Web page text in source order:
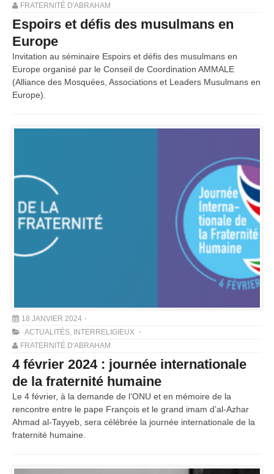
FRATERNITÉ D'ABRAHAM
Espoirs et défis des musulmans en
Europe
Invitation au séminaire Espoirs et défis des musulmans en
Europe organisé par le Conseil de Coordination AMMALE
(Alliance des Mosquées, Associations et Leaders Musulmans en
Europe).
18 JANVIER 2024
ACTUALITÉS INTERRELIGIEUX
FRATERNITÉ D'ABRAHAM
4 février 2024 : journée internationale
de la fraternité humaine
Le 4 février, à la demande de l’ONU et en mémoire de la
rencontre entre le pape François et le grand imam d’al-Azhar
Ahmad al-Tayyeb, sera célébrée la journée internationale de la
fraternité humaine.